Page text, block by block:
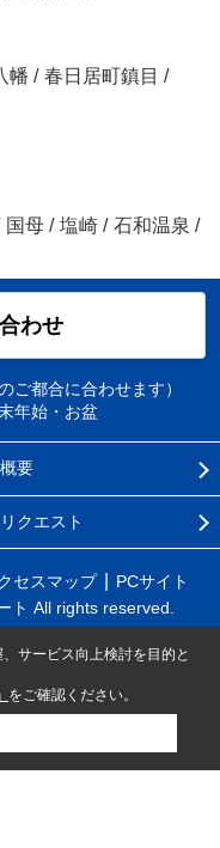
幡 / 春日居町鎮目 /
国母 / 塩崎 / 石和温泉 /
わせ
ご都合に合わせます）
年始・お盆
要
クエスト
セスマップ
PCサイト
ト All rights reserved.
サービス向上検討を目的と
をご確認ください。